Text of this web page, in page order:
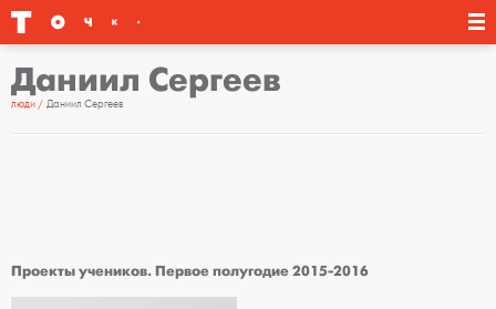
Даниил Сергеев
люди Даниил Сергеев
Проекты учеников. Первое полугодие 2015-2016